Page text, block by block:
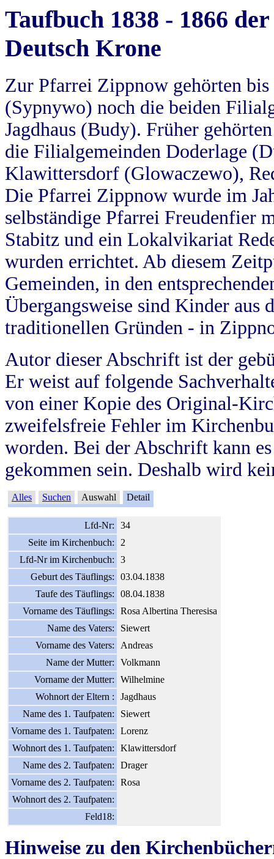
Taufbuch 1838 - 1866
Deutsch Krone
Zur Pfarrei Zippnow gehörten
(Sypnywo) noch die beiden
Jagdhaus (Budy). Früher
die Filialgemeinden Doderlage
Klawittersdorf (Glowaczewo),
Die Pfarrei Zippnow wurde im
selbständige Pfarrei Freudenfier
Stabitz und ein Lokalvikariat
wurden errichtet. Ab diesem
Gemeinden, in den
Übergangsweise sind Kinder aus
traditionellen Gründen - in
Autor dieser Abschrift ist der
Er weist auf folgende
von einer Kopie des Original-
zweifelsfreie Fehler im
worden. Bei der Abschrift kann
gekommen sein. Deshalb wird
Alles Suchen Auswahl Detail
Lfd-Nr:
34
Seite im Kirchenbuch:
2
Lfd-Nr im Kirchenbuch:
3
Geburt des Täuflings:
03.04.1838
Taufe des Täuflings:
08.04.1838
Vorname des Täuflings:
Rosa Albertina Theresisa
Name des Vaters:
Siewert
Vorname des Vaters:
Andreas
Name der Mutter:
Volkmann
Vorname der Mutter:
Wilhelmine
Wohnort der Eltern :
Jagdhaus
Name des 1. Taufpaten:
Siewert
Vorname des 1. Taufpaten:
Lorenz
Wohnort des 1. Taufpaten:
Klawittersdorf
Name des 2. Taufpaten:
Drager
Vorname des 2. Taufpaten:
Rosa
Wohnort des 2. Taufpaten:
Feld18:
Hinweise zu den